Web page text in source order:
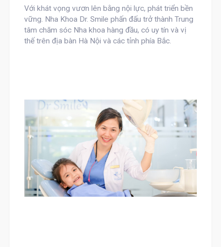
Với khát vọng vươn lên bằng nội lực, phát triển bền
vững. Nha Khoa Dr. Smile phấn đấu trở thành Trung
tâm chăm sóc Nha khoa hàng đầu, có uy tín và vị
thế trên địa bàn Hà Nội và các tỉnh phía Bắc.